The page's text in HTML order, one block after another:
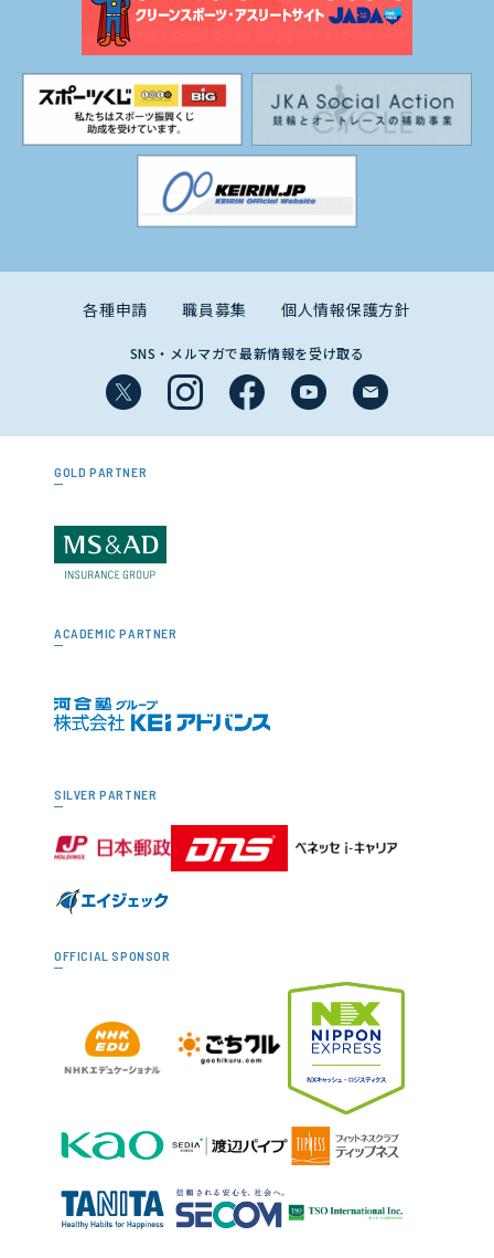
各種申請 職員募集 個人情報保護方針
SNS・メルマガで最新情報を受け取る
GOLD PARTNER
ACADEMIC PARTNER
SILVER PARTNER
OFFICIAL SPONSOR